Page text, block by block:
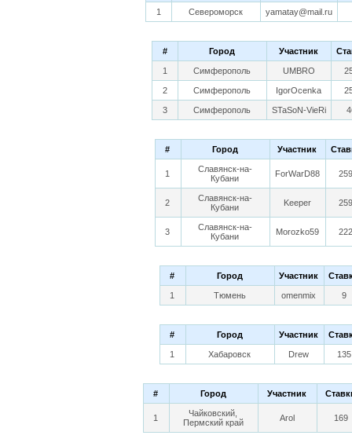
1 Североморск yamatay@mail.ru
# Город Участник
1 Симферополь UMBRO
2 Симферополь IgorOcenka
3 Симферополь STaSoN-VieRi
# Город Участник
1
Славянск-на-
Кубани
ForWarD88
2
Славянск-на-
Кубани
Keeper
3
Славянск-на-
Кубани
Morozko59
# Город Участник
1 Тюмень omenmix 9
# Город Участник
1 Хабаровск Drew 135
# Город Участник
1
Чайковский,
Пермский край
Arol 169